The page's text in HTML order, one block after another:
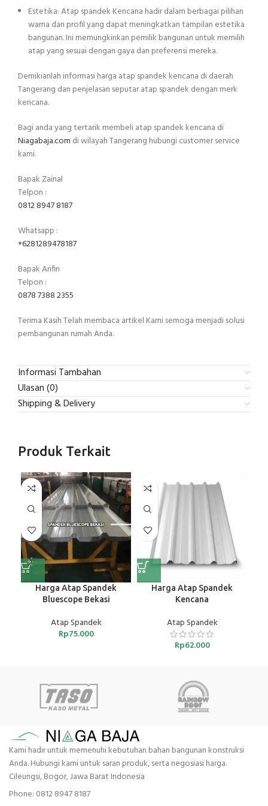
Estetika: Atap spandek Kencana hadir dalam berbagai pilihan
warna dan profil yang dapat meningkatkan tampilan estetika
bangunan. Ini memungkinkan pemilik bangunan untuk memilih
atap yang sesuai dengan gaya dan preferensi mereka.
Demikianlah informasi harga atap spandek kencana di daerah
Tangerang dan penjelasan seputar atap spandek dengan merk
kencana.
Bagi anda yang tertarik membeli atap spandek kencana di
Niagabaja.com di wilayah Tangerang hubungi customer service
kami.
Bapak Zainal
Telpon :
0812 8947 8187
Whatsapp :
+6281289478187
Bapak Arifin
Telpon :
0878 7388 2355
Terima Kasih Telah membaca artikel Kami semoga menjadi solusi
pembangunan rumah Anda.
Informasi Tambahan
Ulasan (0)
Shipping & Delivery
Produk Terkait
Harga Atap Spandek
Bluescope Bekasi
Atap Spandek
Rp75.000
Harga Atap Spandek
Kencana
Atap Spandek
Rp62.000
Kami hadir untuk memenuhi kebutuhan bahan bangunan konstruksi
Anda. Hubungi kami untuk saran produk, serta negosiasi harga.
Cileungsi, Bogor, Jawa Barat Indonesia
Phone: 0812 8947 8187